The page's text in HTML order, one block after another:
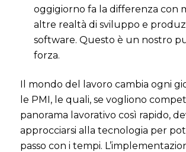
oggigiorno fa la differenza con
altre realtà di sviluppo e
software. Questo è un nostro
forza.
Il mondo del lavoro cambia ogni
le PMI, le quali, se vogliono
panorama lavorativo così rapido,
approcciarsi alla tecnologia per
passo con i tempi.